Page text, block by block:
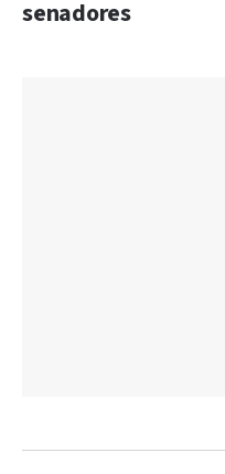
senadores